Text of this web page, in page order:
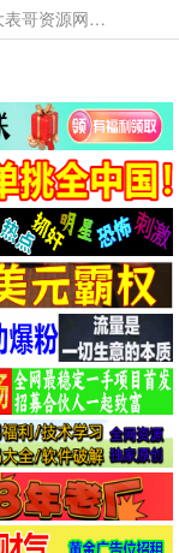
本网站提供资源工具下载，大老表资源工具，大表哥资源网软件工具，大老表资源下载，活动线报福利资源分享,活动线报，大型网游经典游戏，网络热门技术游戏辅助交流与分享。